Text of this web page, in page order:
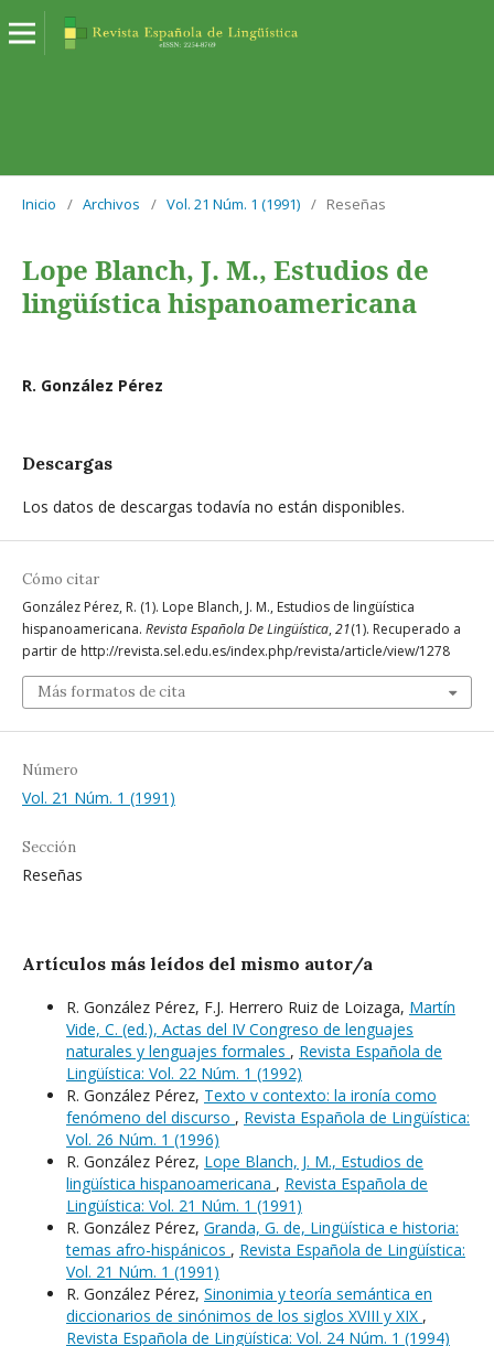
Inicio / Archivos / Vol. 21 Núm. 1 (1991) / Reseñas
Lope Blanch, J. M., Estudios de
lingüística hispanoamericana
R. González Pérez
Descargas
Los datos de descargas todavía no están disponibles.
Cómo citar
González Pérez, R. (1). Lope Blanch, J. M., Estudios de lingüística
hispanoamericana. Revista Española De Lingüística, 21(1). Recuperado a
partir de http://revista.sel.edu.es/index.php/revista/article/view/1278
Más formatos de cita
Número
Vol. 21 Núm. 1 (1991)
Sección
Reseñas
Artículos más leídos del mismo autor/a
R. González Pérez, F.J. Herrero Ruiz de Loizaga, Martín
Vide, C. (ed.), Actas del IV Congreso de lenguajes
naturales y lenguajes formales , Revista Española de
Lingüística: Vol. 22 Núm. 1 (1992)
R. González Pérez, Texto v contexto: la ironía como
fenómeno del discurso , Revista Española de Lingüística:
Vol. 26 Núm. 1 (1996)
R. González Pérez, Lope Blanch, J. M., Estudios de
lingüística hispanoamericana , Revista Española de
Lingüística: Vol. 21 Núm. 1 (1991)
R. González Pérez, Granda, G. de, Lingüística e historia:
temas afro-hispánicos , Revista Española de Lingüística:
Vol. 21 Núm. 1 (1991)
R. González Pérez, Sinonimia y teoría semántica en
diccionarios de sinónimos de los siglos XVIII y XIX ,
Revista Española de Lingüística: Vol. 24 Núm. 1 (1994)